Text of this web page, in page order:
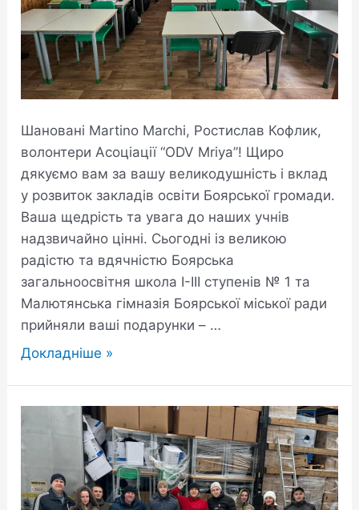
Шановані Martino Marchi, Ростислав Кофлик,
волонтери Асоціації “ODV Mriya”! Щиро
дякуємо вам за вашу великодушність і вклад
у розвиток закладів освіти Боярської громади.
Ваша щедрість та увага до наших учнів
надзвичайно цінні. Сьогодні із великою
радістю та вдячністю Боярська
загальноосвітня школа І-ІІІ ступенів № 1 та
Малютянська гімназія Боярської міської ради
прийняли ваші подарунки – …
Докладніше »